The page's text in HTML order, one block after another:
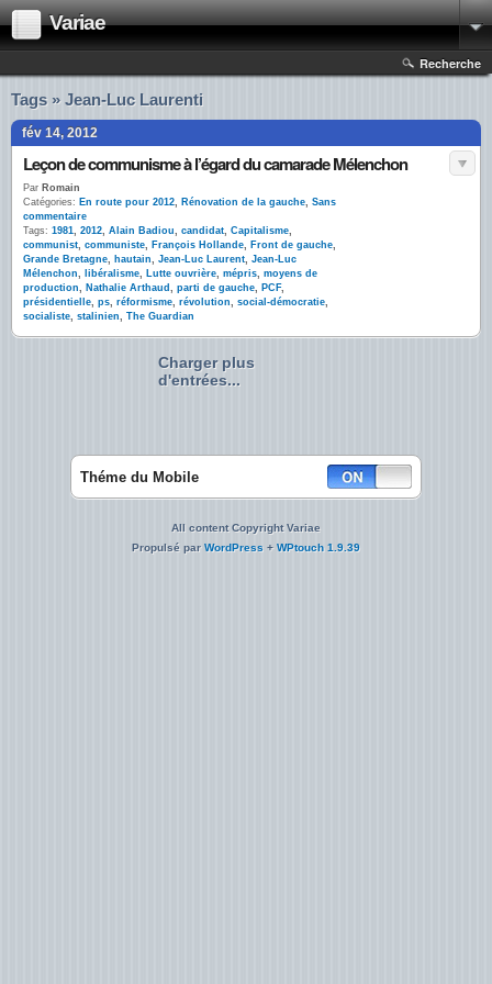
Variae
Recherche
Tags » Jean-Luc Laurenti
fév 14, 2012
Leçon de communisme à l’égard du camarade Mélenchon
Par Romain
Catégories: En route pour 2012, Rénovation de la gauche, Sans
commentaire
Tags: 1981, 2012, Alain Badiou, candidat, Capitalisme,
communist, communiste, François Hollande, Front de gauche,
Grande Bretagne, hautain, Jean-Luc Laurent, Jean-Luc
Mélenchon, libéralisme, Lutte ouvrière, mépris, moyens de
production, Nathalie Arthaud , parti de gauche, PCF,
présidentielle, ps, réformisme, révolution, social-démocratie,
socialiste, stalinien, The Guardian
Charger plus
d'entrées...
Théme du Mobile
All content Copyright Variae
Propulsé parWordPress + WPtouch 1.9.39